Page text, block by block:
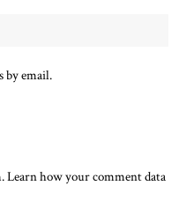
by email.
Learn how your comment data